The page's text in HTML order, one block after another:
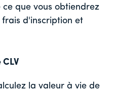
que vous obtiendrez
d'inscription et
la valeur à vie de